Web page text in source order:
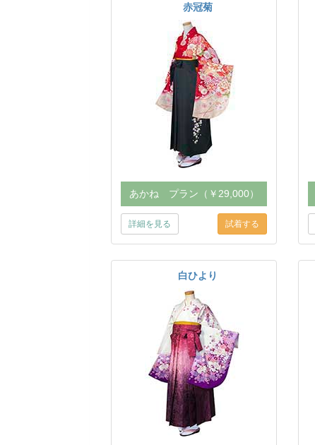
赤冠菊
あかね プラン（￥29,000）
詳細を見る
白ひより